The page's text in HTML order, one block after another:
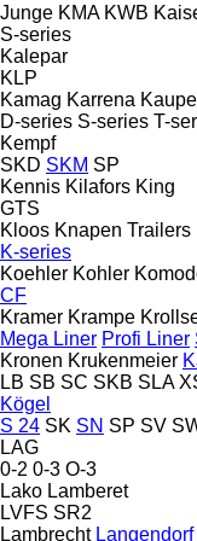
Junge KMA KWB
S-series
Kalepar
KLP
Kamag Karrena Kaupe
D-series S-series T-
Kempf
SKD SKM SP
Kennis Kilafors King
GTS
Kloos Knapen Trailers
K-series
Koehler Kohler
CF
Kramer Krampe
Mega Liner Profi Liner
Kronen Krukenmeier
LB SB SC SKB SLA
Kögel
S 24 SK SN SP SV
LAG
0-2 0-3 O-3
Lako Lamberet
LVFS SR2
Lambrecht Langendorf